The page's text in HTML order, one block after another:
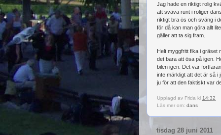
Jag hade en riktigt rolig
att sväva runt i roliger
riktigt bra ös och sväng i
för då kan man göra allt
gäller att ta sig fram.
Helt myggfritt fika i gräset
det bara att ösa på igen.
bilen igen. Det var
inte märkligt att det är så i
ju för att den faktiskt var
Upplagd av Frida kl 14:32
Läs mer om: dans
tisdag 28 juni 2011